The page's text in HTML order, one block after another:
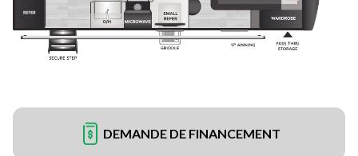
DEMANDE DE FINANCEMENT